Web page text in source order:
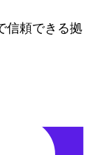
信頼できる拠